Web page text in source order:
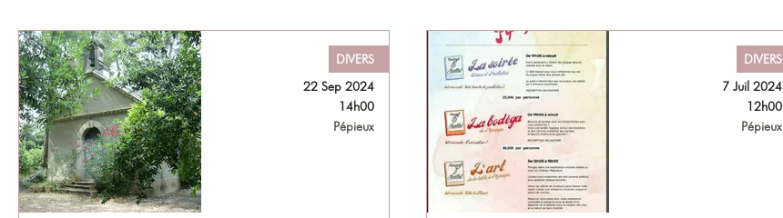
DIVERS
22 Sep 2024
14h00
Pépieux
DIVERS
7 Juil 2024
12h00
Pépieux